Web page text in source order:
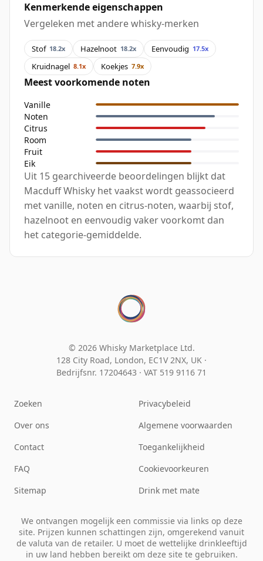
Kenmerkende eigenschappen
Vergeleken met andere whisky-merken
Stof 18.2x Hazelnoot 18.2x Eenvoudig 17.5x
Kruidnagel 8.1x Koekjes 7.9x
Meest voorkomende noten
Vanille
Noten
Citrus
Room
Fruit
Eik
Uit 15 gearchiveerde beoordelingen blijkt dat
Macduff Whisky het vaakst wordt geassocieerd
met vanille, noten en citrus-noten, waarbij stof,
hazelnoot en eenvoudig vaker voorkomt dan
het categorie-gemiddelde.
© 2026 Whisky Marketplace Ltd.
128 City Road, London, EC1V 2NX, UK ·
Bedrijfsnr. 17204643 · VAT 519 9116 71
Zoeken
Over ons
Contact
FAQ
Sitemap
Privacybeleid
Algemene voorwaarden
Toegankelijkheid
Cookievoorkeuren
Drink met mate
We ontvangen mogelijk een commissie via links op deze
site. Prijzen kunnen schattingen zijn, omgerekend vanuit
de valuta van de retailer. U moet de wettelijke drinkleeftijd
in uw land hebben bereikt om deze site te gebruiken.